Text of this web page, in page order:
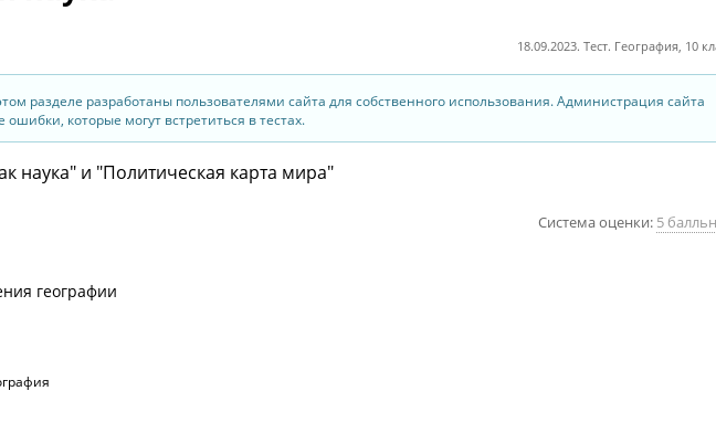
18.09.2023. Тест. География, 10
разделе разработаны пользователями сайта для собственного использования. Администрация сайта
которые могут встретиться в тестах.
наука" и "Политическая карта мира"
Система оценки: 5
географии